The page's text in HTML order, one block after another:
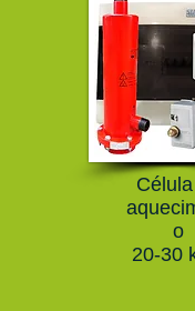
o
20-30